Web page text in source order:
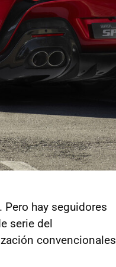
hay seguidores
serie del
convencionales